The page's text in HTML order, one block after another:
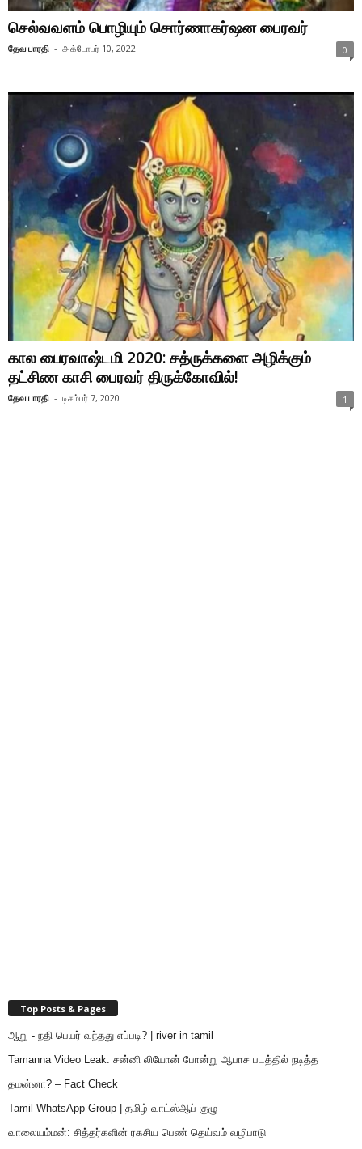
செல்வவளம் பொழியும் சொர்ணாகர்ஷன பைரவர்
தேவ பாரதி - அக்டோபர் 10, 2022 0
கால பைரவாஷ்டமி 2020: சத்ருக்களை அழிக்கும்
தட்சிண காசி பைரவர் திருக்கோவில்!
தேவ பாரதி - டிசம்பர் 7, 2020 1
Top Posts & Pages
ஆறு - நதி பெயர் வந்தது எப்படி? | river in tamil
Tamanna Video Leak: சன்னி லியோன் போன்று ஆபாச படத்தில் நடித்த
தமன்னா? – Fact Check
Tamil WhatsApp Group | தமிழ் வாட்ஸ்ஆப் குழு
வாலையம்மன்: சித்தர்களின் ரகசிய பெண் தெய்வம் வழிபாடு